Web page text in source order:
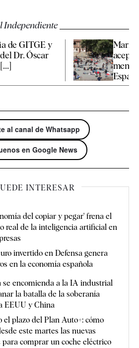
Independiente
de GITGE y
Dr. Óscar
al canal de Whatsapp
en Google News
INTERESAR
del copiar y pegar' frena el
real de la inteligencia artificial en
invertido en Defensa genera
en la economía española
se encomienda a la IA industrial
la batalla de la soberanía
EEUU y China
el plazo del Plan Auto+: cómo
este martes las nuevas
para comprar un coche eléctrico